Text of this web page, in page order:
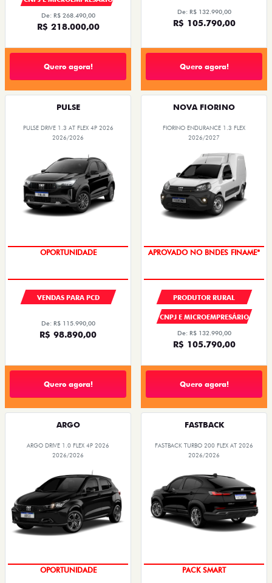
De: R$ 268.490,00
R$ 218.000,00
Quero agora!
De: R$ 132.990,00
R$ 105.790,00
Quero agora!
PULSE
PULSE DRIVE 1.3 AT FLEX 4P 2026
2026/2026
OPORTUNIDADE
VENDAS PARA PCD
De: R$ 115.990,00
R$ 98.890,00
Quero agora!
NOVA FIORINO
FIORINO ENDURANCE 1.3 FLEX
2026/2027
APROVADO NO BNDES FINAME*
PRODUTOR RURAL
CNPJ E MICROEMPRESÁRIO
De: R$ 132.990,00
R$ 105.790,00
Quero agora!
ARGO
ARGO DRIVE 1.0 FLEX 4P 2026
2026/2026
OPORTUNIDADE
FASTBACK
FASTBACK TURBO 200 FLEX AT 2026
2026/2026
PACK SMART